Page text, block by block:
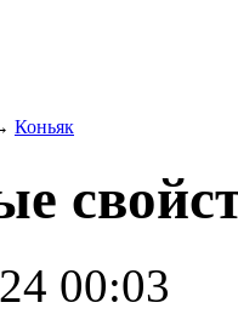
Коньяк
00:03